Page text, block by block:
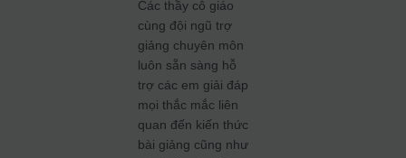
Các thầy cô giáo
cùng đội ngũ trợ
giảng chuyên môn
luôn sẵn sàng hỗ
trợ các em giải đáp
mọi thắc mắc liên
quan đến kiến thức
bài giảng cũng như